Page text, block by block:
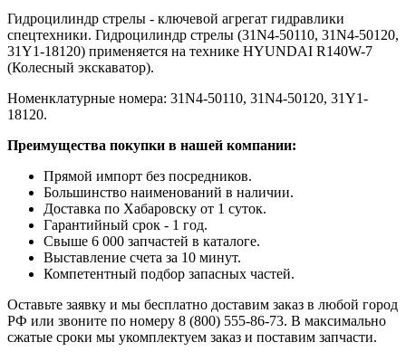
Гидроцилиндр стрелы - ключевой агрегат гидравлики
спецтехники. Гидроцилиндр стрелы (31N4-50110, 31N4-50120,
31Y1-18120) применяется на технике HYUNDAI R140W-7
(Колесный экскаватор).
Номенклатурные номера: 31N4-50110, 31N4-50120, 31Y1-
18120.
Преимущества покупки в нашей компании:
Прямой импорт без посредников.
Большинство наименований в наличии.
Доставка по Хабаровску от 1 суток.
Гарантийный срок - 1 год.
Свыше 6 000 запчастей в каталоге.
Выставление счета за 10 минут.
Компетентный подбор запасных частей.
Оставьте заявку и мы бесплатно доставим заказ в любой город
РФ или звоните по номеру 8 (800) 555-86-73. В максимально
сжатые сроки мы укомплектуем заказ и поставим запчасти.